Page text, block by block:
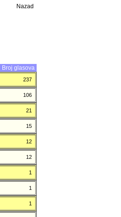
Nazad
Broj glasova
237
106
21
15
12
12
1
1
1